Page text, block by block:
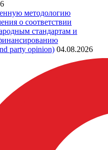
методологию
о соответствии
стандартам и
party opinion) 04.08.2026